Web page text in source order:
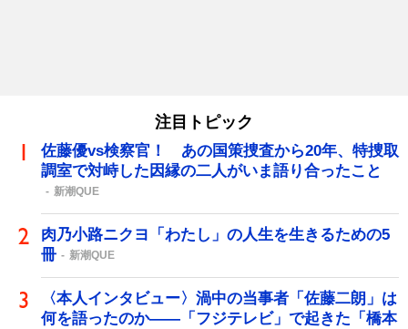
注目トピック
佐藤優vs検察官！ あの国策捜査から20年、特捜取
調室で対峙した因縁の二人がいま語り合ったこと
新潮QUE
肉乃小路ニクヨ「わたし」の人生を生きるための5
冊
新潮QUE
〈本人インタビュー〉渦中の当事者「佐藤二朗」は
何を語ったのか――「フジテレビ」で起きた「橋本